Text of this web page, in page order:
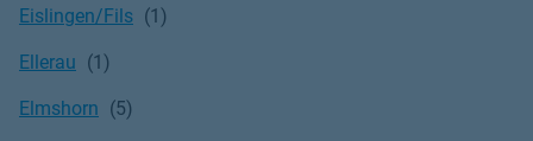
Eislingen/Fils
Ellerau
Elmshorn